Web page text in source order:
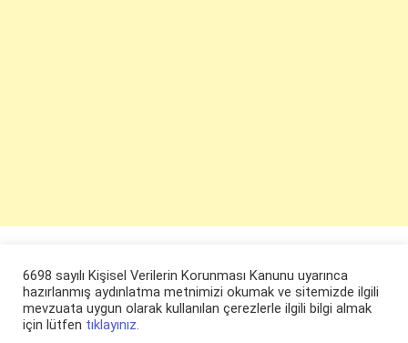
6698 sayılı Kişisel Verilerin Korunması Kanunu uyarınca
hazırlanmış aydınlatma metnimizi okumak ve sitemizde ilgili
mevzuata uygun olarak kullanılan çerezlerle ilgili bilgi almak
için lütfen tıklayınız.